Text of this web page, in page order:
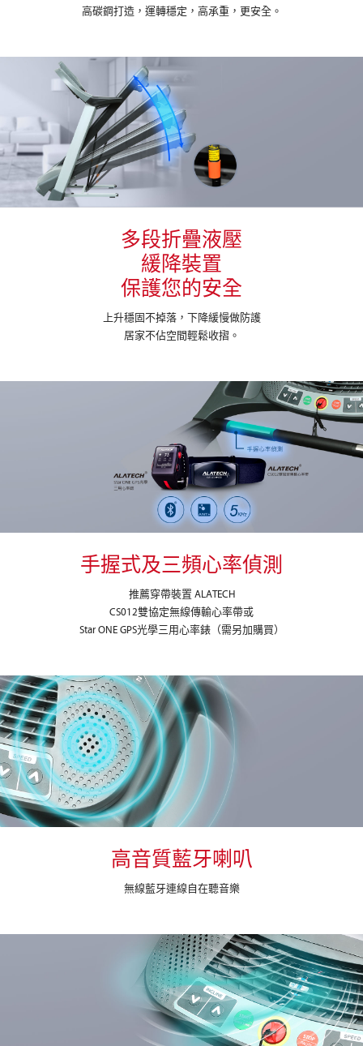
高碳鋼打造，運轉穩定，高承重，更安全。
多段折疊液壓
緩降裝置
保護您的安全
上升穩固不掉落，下降緩慢做防護
居家不佔空間輕鬆收摺。
手握式及三頻心率偵測
推薦穿帶裝置 ALATECH
CS012雙協定無線傳輸心率帶或
Star ONE GPS光學三用心率錶（需另加購買）
高音質藍牙喇叭
無線藍牙連線自在聽音樂